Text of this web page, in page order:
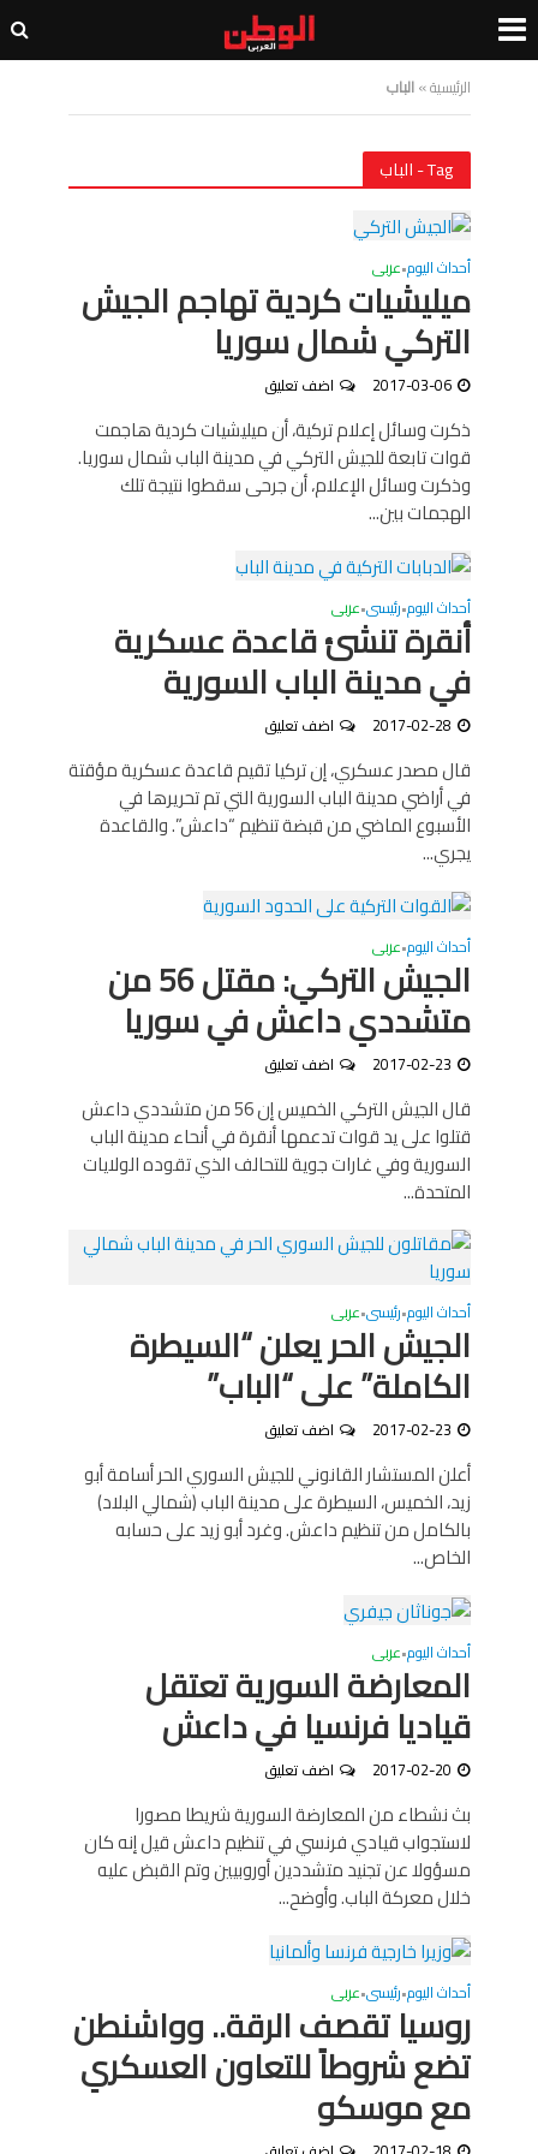
الرئيسية»الباب
Tag - الباب
أحداث اليوم•عربى
ميليشيات كردية تهاجم الجيش
التركي شمال سوريا
2017-03-06 اضف تعليق
ذكرت وسائل إعلام تركية، أن ميليشيات كردية هاجمت
قوات تابعة للجيش التركي في مدينة الباب شمال سوريا.
وذكرت وسائل الإعلام، أن جرحى سقطوا نتيجة تلك
الهجمات بين...
أحداث اليوم•رئيسى•عربى
أنقرة تنشئ قاعدة عسكرية
في مدينة الباب السورية
2017-02-28 اضف تعليق
قال مصدر عسكري، إن تركيا تقيم قاعدة عسكرية مؤقتة
في أراضي مدينة الباب السورية التي تم تحريرها في
الأسبوع الماضي من قبضة تنظيم “داعش”. والقاعدة
يجري...
أحداث اليوم•عربى
الجيش التركي: مقتل 56 من
متشددي داعش في سوريا
2017-02-23 اضف تعليق
قال الجيش التركي الخميس إن 56 من متشددي داعش
قتلوا على يد قوات تدعمها أنقرة في أنحاء مدينة الباب
السورية وفي غارات جوية للتحالف الذي تقوده الولايات
المتحدة...
أحداث اليوم•رئيسى•عربى
الجيش الحر يعلن “السيطرة
الكاملة” على “الباب”
2017-02-23 اضف تعليق
أعلن المستشار القانوني للجيش السوري الحر أسامة أبو
زيد، الخميس، السيطرة على مدينة الباب (شمالي البلاد)
بالكامل من تنظيم داعش. وغرد أبو زيد على حسابه
الخاص...
أحداث اليوم•عربى
المعارضة السورية تعتقل
قياديا فرنسيا في داعش
2017-02-20 اضف تعليق
بث نشطاء من المعارضة السورية شريطا مصورا
لاستجواب قيادي فرنسي في تنظيم داعش قيل إنه كان
مسؤولا عن تجنيد متشددين أوروبيين وتم القبض عليه
خلال معركة الباب. وأوضح...
أحداث اليوم•رئيسى•عربى
روسيا تقصف الرقة.. وواشنطن
تضع شروطاً للتعاون العسكري
مع موسكو